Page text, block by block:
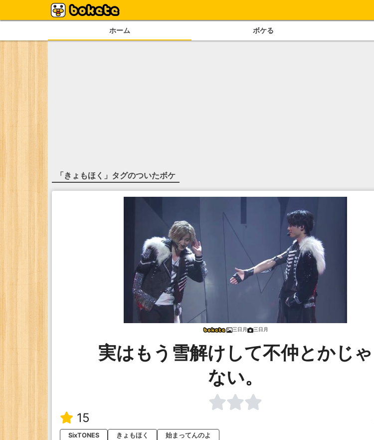
ホーム ボケる
「きょもほく 」タグのついたボケ
三日月 三日月
実はもう雪解けして不仲とかじゃ
ない。
15
SixTONES
きょもほく 始まってんのよ